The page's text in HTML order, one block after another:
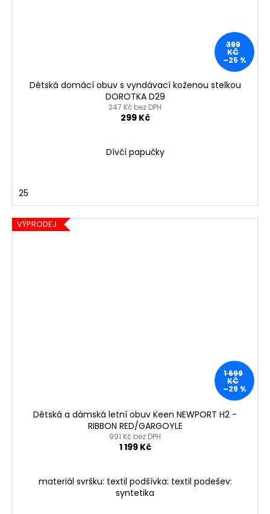
399
KČ
–25 %
Dětská domácí obuv s vyndávací koženou stelkou
DOROTKA D29
247 Kč bez DPH
299 Kč
Dívčí papučky
25
VÝPRODEJ
1 699
KČ
–29 %
Dětská a dámská letní obuv Keen NEWPORT H2 -
RIBBON RED/GARGOYLE
991 Kč bez DPH
1 199 Kč
materiál svršku: textil podšívka: textil podešev:
syntetika